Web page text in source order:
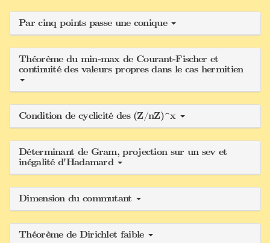
Par cinq points passe une conique
Théorème du min-max de Courant-Fischer et
continuité des valeurs propres dans le cas hermitien
Condition de cyclicité des (Z/nZ)^x
Déterminant de Gram, projection sur un sev et
inégalité d'Hadamard
Dimension du commutant
Théorème de Dirichlet faible